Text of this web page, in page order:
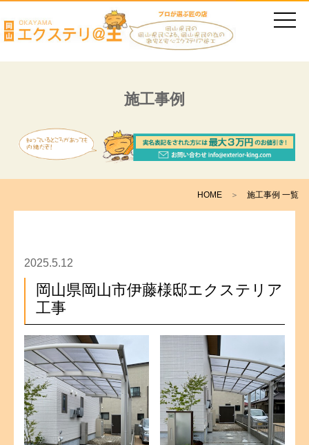
施工事例
HOME ＞ 施工事例 一覧
2025.5.12
岡山県岡山市伊藤様邸エクステリア
工事